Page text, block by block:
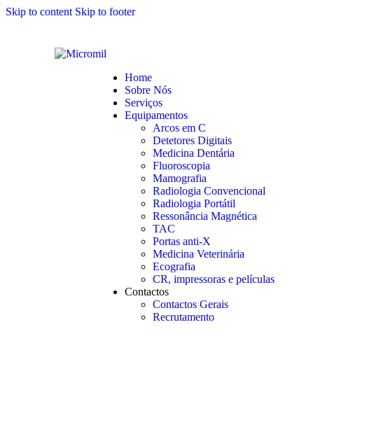
Skip to content Skip to footer
Home
Sobre Nós
Serviços
Equipamentos
Arcos em C
Detetores Digitais
Medicina Dentária
Fluoroscopia
Mamografia
Radiologia Convencional
Radiologia Portátil
Ressonância Magnética
TAC
Portas anti-X
Medicina Veterinária
Ecografia
CR, impressoras e películas
Contactos
Contactos Gerais
Recrutamento